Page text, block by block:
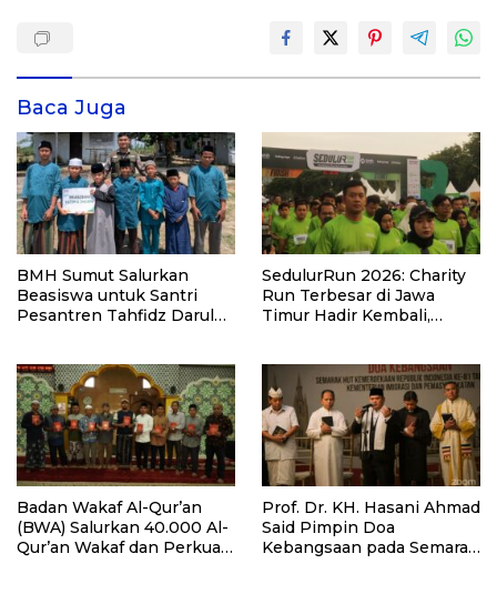
Baca Juga
BMH Sumut Salurkan
Beasiswa untuk Santri
Pesantren Tahfidz Darul
SedulurRun 2026: Charity
Run Terbesar di Jawa
Timur Hadir Kembali,
Santri dan Guru Honorer
Badan Wakaf Al-Qur’an
(BWA) Salurkan 40.000 Al-
Qur’an Wakaf dan Perkuat
Prof. Dr. KH. Hasani Ahmad
Said Pimpin Doa
Kebangsaan pada Semarak